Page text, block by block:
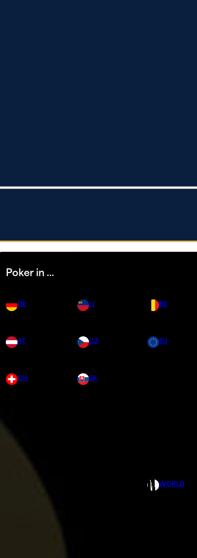
Poker in …
DE
AT
CH
LI
CZ
SK
BE
EU
WORLD